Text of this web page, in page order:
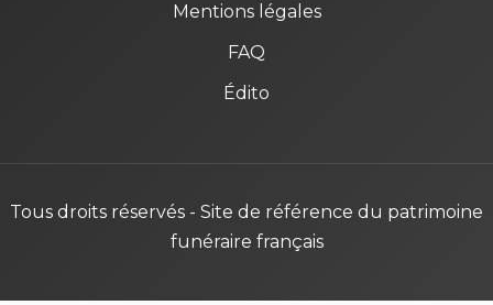
Mentions légales
FAQ
Édito
Tous droits réservés - Site de référence du patrimoine
funéraire français